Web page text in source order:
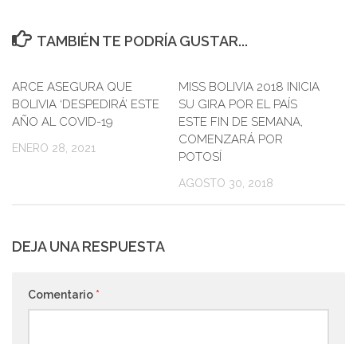
TAMBIÉN TE PODRÍA GUSTAR...
ARCE ASEGURA QUE
BOLIVIA ‘DESPEDIRÁ’ ESTE
AÑO AL COVID-19
ENERO 28, 2021
MISS BOLIVIA 2018 INICIA
SU GIRA POR EL PAÍS
ESTE FIN DE SEMANA,
COMENZARÁ POR
POTOSÍ
AGOSTO 30, 2018
DEJA UNA RESPUESTA
Comentario *